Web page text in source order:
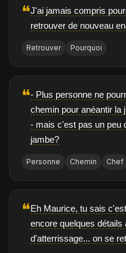
❝J'ai jamais compris
retrouver de nouveau
Retrouver Pourquoi
❝- Plus personne ne
chemin pour anéantir la
- mais c'est pas un peu
jambe?
Personne Chemin Chef
❝Eh Maurice, tu sais
encore quelques
d'atterrissage... on se